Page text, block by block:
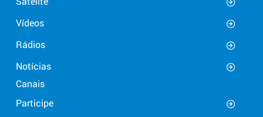
Vídeos
Rádios
Notícias
Canais
Participe